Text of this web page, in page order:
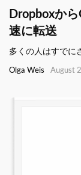
Dropboxか
速に転送
多くの人はすでに
Olga Weis August